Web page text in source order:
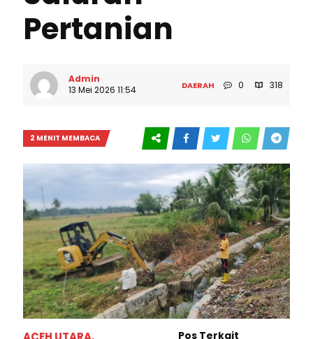
Pertanian
Admin
13 Mei 2026 11:54
DAERAH 0 318
2 MENIT MEMBACA
Pos Terkait